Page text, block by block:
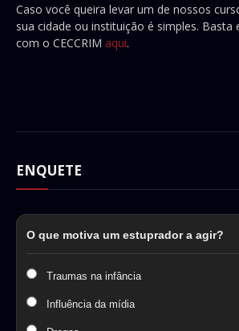
Caso você queira levar um de nossos
sua cidade ou instituição é simples.
com o CECCRIM aqui.
ENQUETE
O que motiva um estuprador a agir?
Traumas na infância
Influência da mídia